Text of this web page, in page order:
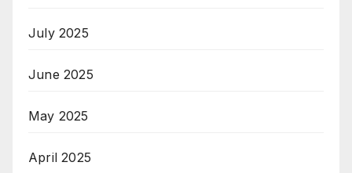
July 2025
June 2025
May 2025
April 2025